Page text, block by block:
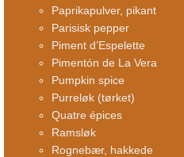
Paprikapulver, pikant
Parisisk pepper
Piment d’Espelette
Pimentón de La Vera
Pumpkin spice
Purreløk (tørket)
Quatre épices
Ramsløk
Rognebær, hakkede